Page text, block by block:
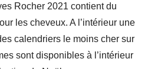
Rocher 2021 contient du
les cheveux. A l’intérieur une
calendriers le moins cher sur
sont disponibles à l’intérieur